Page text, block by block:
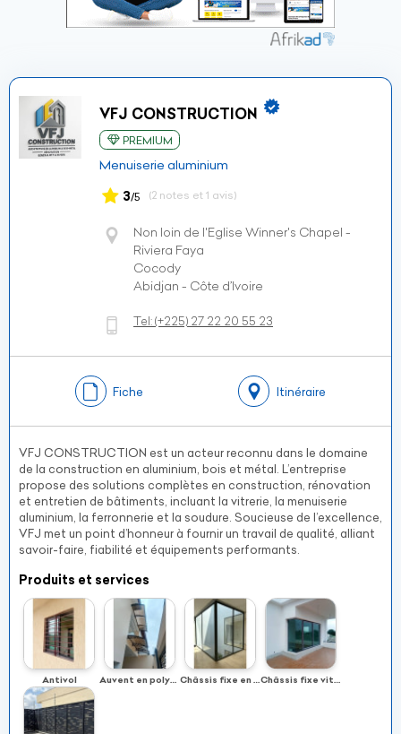
VFJ CONSTRUCTION
PREMIUM
Menuiserie aluminium
3/5 (2 notes et 1 avis)
Non loin de l'Eglise Winner's Chapel -
Riviera Faya
Cocody
Abidjan - Côte d’Ivoire
Tel:(+225) 27 22 20 55 23
Fiche Itinéraire
VFJ CONSTRUCTION est un acteur reconnu dans le domaine
de la construction en aluminium, bois et métal. L’entreprise
propose des solutions complètes en construction, rénovation
et entretien de bâtiments, incluant la vitrerie, la menuiserie
aluminium, la ferronnerie et la soudure. Soucieuse de l’excellence,
VFJ met un point d’honneur à fournir un travail de qualité, alliant
savoir-faire, fiabilité et équipements performants.
Produits et services
Antivol Auvent en polycarbonate Châssis fixe en aluminium Châssis fixe vitre à vitre